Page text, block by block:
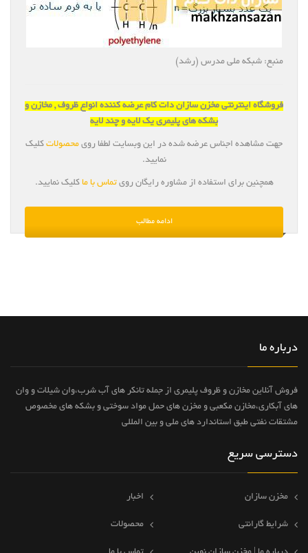
منبع: شبکه ملی مدرس (رشد)
فروشگاه اینترنتی مخزن سازان دات کام عرضه کننده انواع ظروف , مخازن و
بشکه های پلیمری یک لایه و چند لایه
جهت مشاهده اجناس عرضه شده در این وبسایت لطفا روی محصولات کلیک
نمایید.
همچنین برای استفاده از مشاوره رایگان رویتماس با ما کلیک نمایید.
ادامه مطالب
درباره ما
فروش آنلاین مخازن و ظروف پلیمری از جمله تانکر های آب شرب،وان شیلات و وان
های آبکاری،مخازن مکعبی و مخزن های حمل مواد سوختی و بشکه های مخصوص
مشتقات نفتی طبق استاندارد های ملی و بین المللی
دسترسی سریع
مخزن سازان اخبار
شرایط گارانتی محصولات